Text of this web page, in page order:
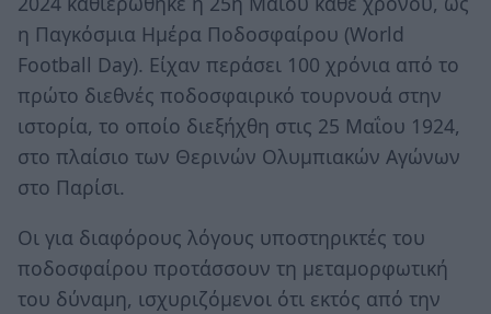
η Παγκόσμια Ημέρα Ποδοσφαίρου (World
Football Day). Είχαν περάσει 100 χρόνια από το
πρώτο διεθνές ποδοσφαιρικό τουρνουά στην
ιστορία, το οποίο διεξήχθη στις 25 Μαΐου 1924,
στο πλαίσιο των Θερινών Ολυμπιακών Αγώνων
στο Παρίσι.
Οι για διαφόρους λόγους υποστηρικτές του
ποδοσφαίρου προτάσσουν τη μεταμορφωτική
του δύναμη, ισχυριζόμενοι ότι εκτός από την